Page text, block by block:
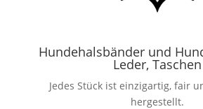
Hundehalsbänder und
Leder, Taschen
Jedes Stück ist einzigartig, fair
hergestellt.